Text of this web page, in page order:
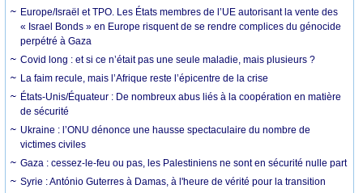
Europe/Israël et TPO. Les États membres de l’UE autorisant la vente des
« Israel Bonds » en Europe risquent de se rendre complices du génocide
perpétré à Gaza
Covid long : et si ce n’était pas une seule maladie, mais plusieurs ?
La faim recule, mais l’Afrique reste l’épicentre de la crise
États-Unis/Équateur : De nombreux abus liés à la coopération en matière
de sécurité
Ukraine : l’ONU dénonce une hausse spectaculaire du nombre de
victimes civiles
Gaza : cessez-le-feu ou pas, les Palestiniens ne sont en sécurité nulle part
Syrie : António Guterres à Damas, à l'heure de vérité pour la transition